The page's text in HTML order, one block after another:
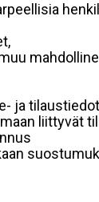
ja
liittyvät